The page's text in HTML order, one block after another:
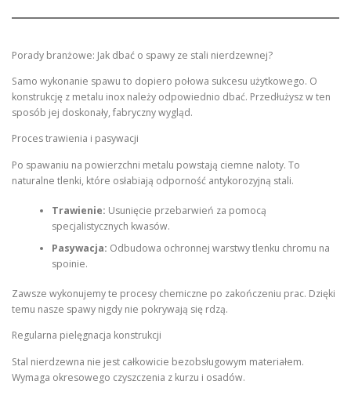
Porady branżowe: Jak dbać o spawy ze stali nierdzewnej?
Samo wykonanie spawu to dopiero połowa sukcesu użytkowego. O
konstrukcję z metalu inox należy odpowiednio dbać. Przedłużysz w ten
sposób jej doskonały, fabryczny wygląd.
Proces trawienia i pasywacji
Po spawaniu na powierzchni metalu powstają ciemne naloty. To
naturalne tlenki, które osłabiają odporność antykorozyjną stali.
Trawienie: Usunięcie przebarwień za pomocą
specjalistycznych kwasów.
Pasywacja: Odbudowa ochronnej warstwy tlenku chromu na
spoinie.
Zawsze wykonujemy te procesy chemiczne po zakończeniu prac. Dzięki
temu nasze spawy nigdy nie pokrywają się rdzą.
Regularna pielęgnacja konstrukcji
Stal nierdzewna nie jest całkowicie bezobsługowym materiałem.
Wymaga okresowego czyszczenia z kurzu i osadów.